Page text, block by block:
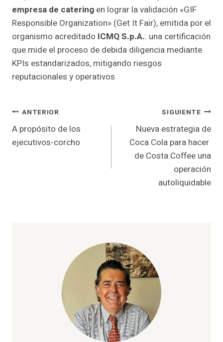
empresa de catering en lograr la validación «GIF
Responsible Organization» (Get It Fair), emitida por el
organismo acreditado ICMQ S.p.A.: una certificación
que mide el proceso de debida diligencia mediante
KPIs estandarizados, mitigando riesgos
reputacionales y operativos
Navegación
de
ANTERIOR
A propósito de los
ejecutivos-corcho
SIGUIENTE
Nueva estrategia de
Coca Cola para hacer
de Costa Coffee una
operación
autoliquidable